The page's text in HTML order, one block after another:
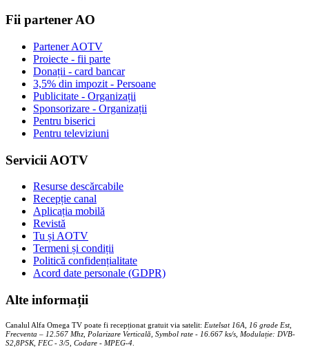
Fii partener AO
Partener AOTV
Proiecte - fii parte
Donații - card bancar
3,5% din impozit - Persoane
Publicitate - Organizații
Sponsorizare - Organizații
Pentru biserici
Pentru televiziuni
Servicii AOTV
Resurse descărcabile
Recepție canal
Aplicația mobilă
Revistă
Tu și AOTV
Termeni și condiții
Politică confidențialitate
Acord date personale (GDPR)
Alte informații
Canalul Alfa Omega TV poate fi recepționat gratuit via satelit: Eutelsat 16A, 16 grade Est,
Frecventa – 12.567 Mhz, Polarizare Verticală, Symbol rate - 16.667 ks/s, Modulație: DVB-
S2,8PSK, FEC - 3/5, Codare - MPEG-4